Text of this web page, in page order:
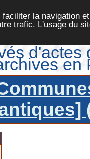
la navigation
trafic. L'usage du
d'actes
en